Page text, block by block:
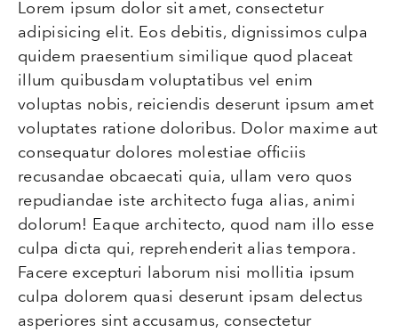
Lorem ipsum dolor sit amet, consectetur
adipisicing elit. Eos debitis, dignissimos culpa
quidem praesentium similique quod placeat
illum quibusdam voluptatibus vel enim
voluptas nobis, reiciendis deserunt ipsum amet
voluptates ratione doloribus. Dolor maxime aut
consequatur dolores molestiae officiis
recusandae obcaecati quia, ullam vero quos
repudiandae iste architecto fuga alias, animi
dolorum! Eaque architecto, quod nam illo esse
culpa dicta qui, reprehenderit alias tempora.
Facere excepturi laborum nisi mollitia ipsum
culpa dolorem quasi deserunt ipsam delectus
asperiores sint accusamus, consectetur